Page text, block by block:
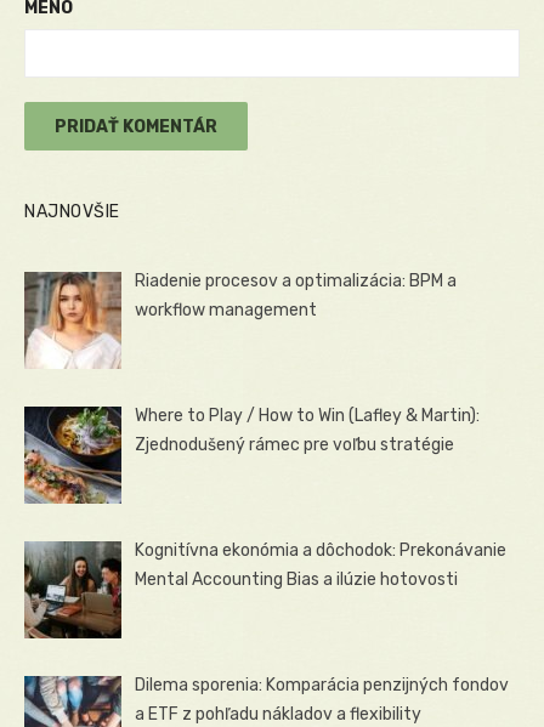
MENO
NAJNOVŠIE
Riadenie procesov a optimalizácia: BPM a
workflow management
Where to Play / How to Win (Lafley & Martin):
Zjednodušený rámec pre voľbu stratégie
Kognitívna ekonómia a dôchodok: Prekonávanie
Mental Accounting Bias a ilúzie hotovosti
Dilema sporenia: Komparácia penzijných fondov
a ETF z pohľadu nákladov a flexibility